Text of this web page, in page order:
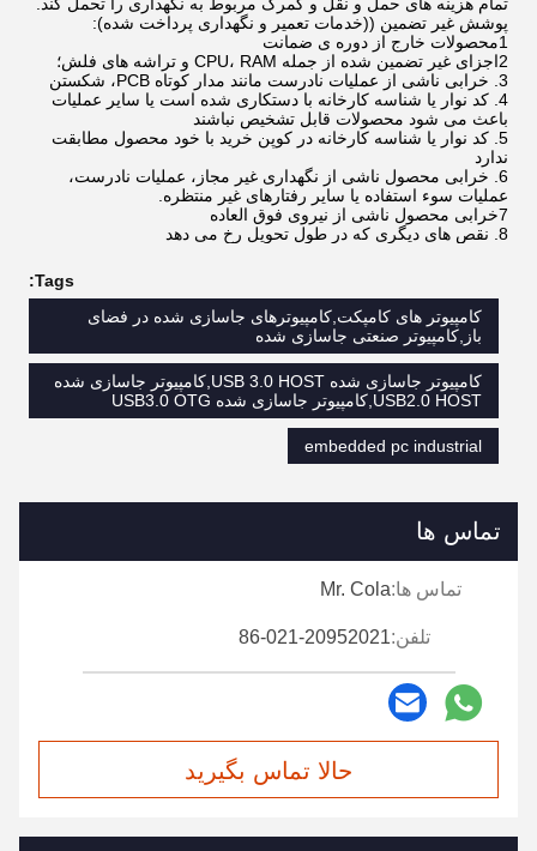
تمام هزینه های حمل و نقل و گمرک مربوط به نگهداری را تحمل کند.
پوشش غیر تضمین ((خدمات تعمیر و نگهداری پرداخت شده):
1محصولات خارج از دوره ی ضمانت
2اجزای غیر تضمین شده از جمله CPU، RAM و تراشه های فلش؛
3. خرابی ناشی از عملیات نادرست مانند مدار کوتاه PCB، شکستن
4. کد نوار یا شناسه کارخانه با دستکاری شده است یا سایر عملیات
باعث می شود محصولات قابل تشخیص نباشند
5. کد نوار یا شناسه کارخانه در کوپن خرید با خود محصول مطابقت
ندارد
6. خرابی محصول ناشی از نگهداری غیر مجاز، عملیات نادرست،
عملیات سوء استفاده یا سایر رفتارهای غیر منتظره.
7خرابی محصول ناشی از نیروی فوق العاده
8. نقص های دیگری که در طول تحویل رخ می دهد
Tags:
کامپیوتر های کامپکت,کامپیوترهای جاسازی شده در فضای
باز,کامپیوتر صنعتی جاسازی شده
کامپیوتر جاسازی شده USB 3.0 HOST,کامپیوتر جاسازی شده
USB2.0 HOST,کامپیوتر جاسازی شده USB3.0 OTG
embedded pc industrial
تماس ها
تماس ها:Mr. Cola
تلفن:86-021-20952021
حالا تماس بگیرید